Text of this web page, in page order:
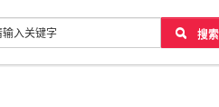
搜索